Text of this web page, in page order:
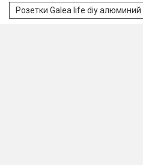
Розетки Galea life diy алюминий